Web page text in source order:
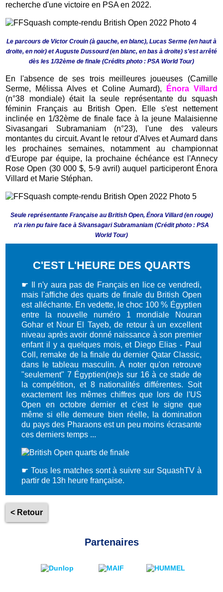
recherche d'une victoire en PSA en 2022.
Le parcours de Victor Crouin (à gauche, en blanc), Lucas Serme (en haut à
droite, en noir) et Auguste Dussourd (en blanc, en bas à droite) s'est arrêté
dès les 1/32ème de finale (Crédits photo : PSA World Tour)
En l'absence de ses trois meilleures joueuses (Camille
Serme, Mélissa Alves et Coline Aumard),
Énora Villard
(n°38 mondiale) était la seule représentante du squash
féminin Français au British Open. Elle s'est nettement
inclinée en 1/32ème de finale face à la jeune Malaisienne
Sivasangari Subramaniam (n°23), l'une des valeurs
montantes du circuit. Avant le retour d'Alves et Aumard dans
les prochaines semaines, notamment au championnat
d'Europe par équipe, la prochaine échéance est l'Annecy
Rose Open (30 000 $, 5-9 avril) auquel participeront Énora
Villard et Marie Stéphan.
Seule représentante Française au British Open, Énora Villard (en rouge)
n'a rien pu faire face à Sivansagari Subramaniam (Crédit photo : PSA
World Tour)
C'EST L'HEURE DES QUARTS
☛ Il n'y aura pas de Français en lice ce vendredi,
mais l'affiche des quarts de finale du British Open
est alléchante. En vedette, le choc 100 % Égyptien
entre la nouvelle numéro 1 mondiale Nouran
Gohar et Nour El Tayeb, de retour à un excellent
niveau après avoir donné naissance à son premier
enfant il y a quelques mois, et Diego Elias - Paul
Coll, remake de la finale du dernier Qatar Classic,
dans le tableau masculin. À noter qu'on retrouve
"seulement" 7 Égyptien(ne)s sur 16 à ce stade de
la compétition, et 8 nationalités différentes. Soit
exactement les mêmes chiffres que lors de l'US
Open en octobre dernier et c'est le signe que
même si elle demeure bien réelle, la domination
du pays des Pharaons est un peu moins écrasante
ces derniers temps ...
☛ Tous les matches sont à suivre sur SquashTV à
partir de 13h heure française.
< Retour
Partenaires